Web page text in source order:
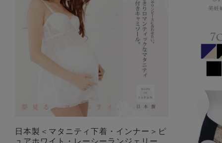
日本製＜マタニティ下着・インナー＞ピ
ュアホワイト・レーシーランジェリー